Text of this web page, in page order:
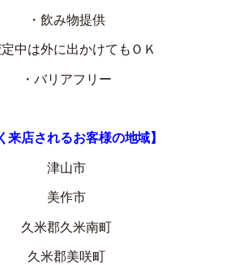
・飲み物提供
定中は外に出かけてもＯＫ
・バリアフリー
来店されるお客様の地域】
津山市
美作市
久米郡久米南町
久米郡美咲町